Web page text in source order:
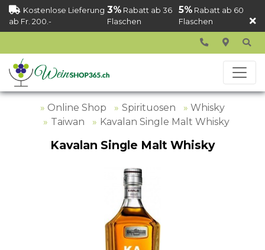
Kostenlose Lieferung
ab Fr. 200.-
3% Rabatt ab 36
Flaschen
5%Rabatt ab 60
Flaschen
Online Shop Spirituosen
Whisky
Taiwan
Kavalan Single Malt Whisky
Kavalan Single Malt Whisky